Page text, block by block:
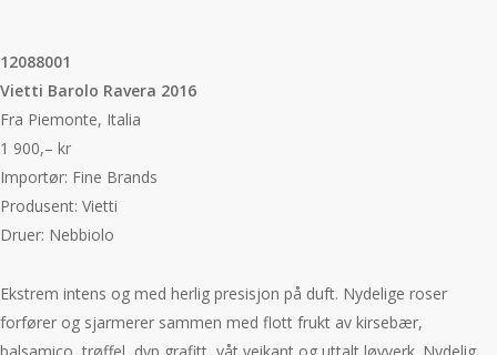
12088001
Vietti Barolo Ravera 2016
Fra Piemonte, Italia
1 900,– kr
Importør: Fine Brands
Produsent: Vietti
Druer: Nebbiolo
Ekstrem intens og med herlig presisjon på duft. Nydelige roser
forfører og sjarmerer sammen med flott frukt av kirsebær,